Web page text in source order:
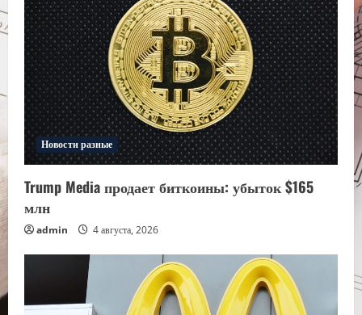
Новости разные
Trump Media продает биткоины: убыток $165
млн
admin 4 августа, 2026